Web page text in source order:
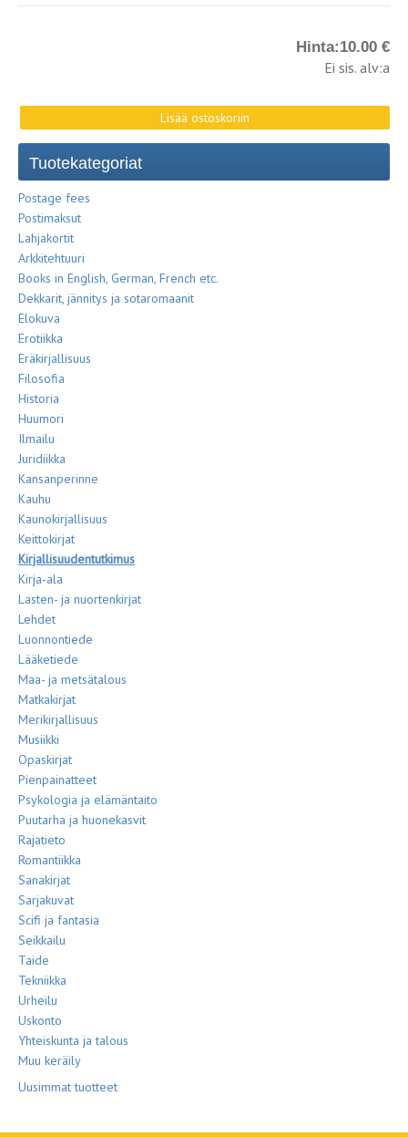
Hinta:10.00 €
Ei sis. alv:a
Tuotekategoriat
Postage fees
Postimaksut
Lahjakortit
Arkkitehtuuri
Books in English, German, French etc.
Dekkarit, jännitys ja sotaromaanit
Elokuva
Erotiikka
Eräkirjallisuus
Filosofia
Historia
Huumori
Ilmailu
Juridiikka
Kansanperinne
Kauhu
Kaunokirjallisuus
Keittokirjat
Kirjallisuudentutkimus
Kirja-ala
Lasten- ja nuortenkirjat
Lehdet
Luonnontiede
Lääketiede
Maa- ja metsätalous
Matkakirjat
Merikirjallisuus
Musiikki
Opaskirjat
Pienpainatteet
Psykologia ja elämäntaito
Puutarha ja huonekasvit
Rajatieto
Romantiikka
Sanakirjat
Sarjakuvat
Scifi ja fantasia
Seikkailu
Taide
Tekniikka
Urheilu
Uskonto
Yhteiskunta ja talous
Muu keräily
Uusimmat tuotteet